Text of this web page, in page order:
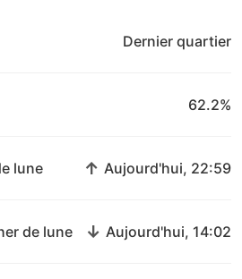
Dernier quartier
62.2%
lune ↑ Aujourd'hui, 22:59
de lune ↓ Aujourd'hui, 14:02